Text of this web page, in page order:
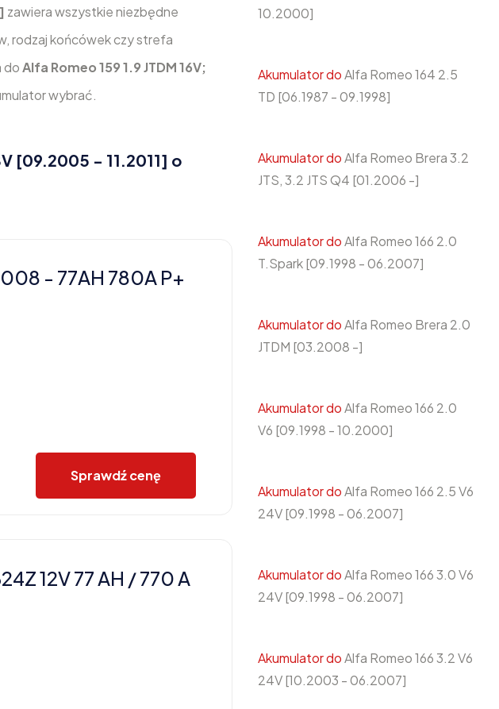
zawiera wszystkie niezbędne
rodzaj końcówek czy strefa
doAlfa Romeo 159 1.9 JTDM 16V;
wybrać.
[09.2005 - 11.2011] o
- 77AH 780A P+
Sprawdź cenę
12V 77 AH / 770 A
10.2000]
Akumulator doAlfa Romeo 164 2.5
TD [06.1987 - 09.1998]
Akumulator doAlfa Romeo Brera 3.2
JTS, 3.2 JTS Q4 [01.2006 -]
Akumulator doAlfa Romeo 166 2.0
T.Spark [09.1998 - 06.2007]
Akumulator doAlfa Romeo Brera 2.0
JTDM [03.2008 -]
Akumulator doAlfa Romeo 166 2.0
V6 [09.1998 - 10.2000]
Akumulator doAlfa Romeo 166 2.5 V6
24V [09.1998 - 06.2007]
Akumulator doAlfa Romeo 166 3.0 V6
24V [09.1998 - 06.2007]
Akumulator doAlfa Romeo 166 3.2 V6
24V [10.2003 - 06.2007]